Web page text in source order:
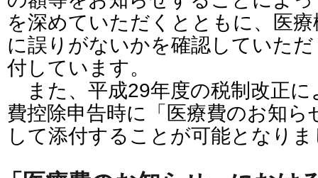
を深めていただくとともに、医
に誤りがないかを確認していた
付しています。
また、平成29年度の税制改正に
費控除申告時に「医療費のお知ら
して添付することが可能となり